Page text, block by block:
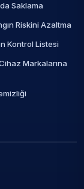
Saklama
Riskini Azaltma
Kontrol Listesi
Markalarına